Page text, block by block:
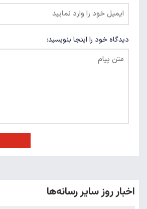
دیدگاه خود را اینجا بنویسید: